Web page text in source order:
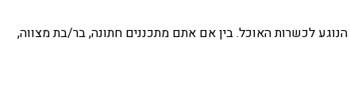
לכשרות האוכל. בין אם אתם מתכננים חתונה, בר/בת מצווה,